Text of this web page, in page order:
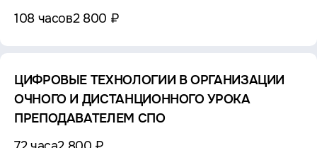
108 часов2 800 ₽
ЦИФРОВЫЕ ТЕХНОЛОГИИ В ОРГАНИЗАЦИИ
ОЧНОГО И ДИСТАНЦИОННОГО УРОКА
ПРЕПОДАВАТЕЛЕМ СПО